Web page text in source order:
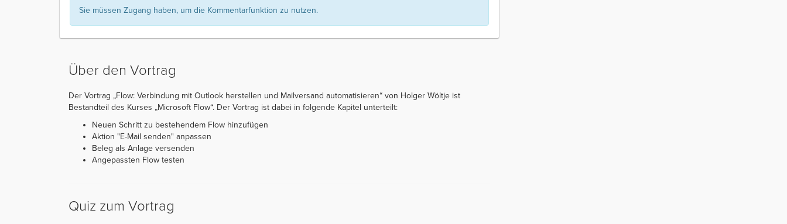
Sie müssen Zugang haben, um die Kommentarfunktion zu nutzen.
Über den Vortrag
Der Vortrag „Flow: Verbindung mit Outlook herstellen und Mailversand automatisieren“ von Holger Wöltje ist
Bestandteil des Kurses „Microsoft Flow“. Der Vortrag ist dabei in folgende Kapitel unterteilt:
Neuen Schritt zu bestehendem Flow hinzufügen
Aktion "E-Mail senden" anpassen
Beleg als Anlage versenden
Angepassten Flow testen
Quiz zum Vortrag